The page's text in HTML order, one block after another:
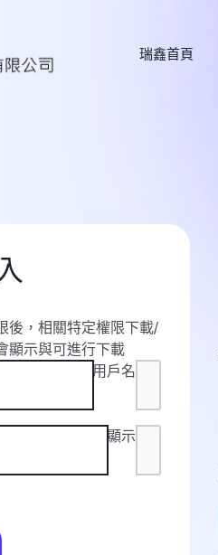
瑞鑫首頁
後，相關特定權限下載/
顯示與可進行下載
用戶名
顯示